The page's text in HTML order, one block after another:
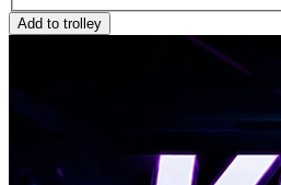
Add to trolley